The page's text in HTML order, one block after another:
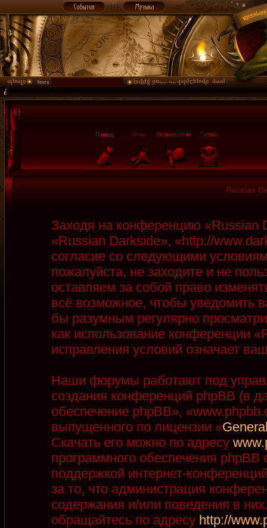
Russian
Заходя на конференцию
«Russian Darkside», «http://
согласие со следующими
пожалуйста, не заходите и не
оставляем за собой право
всё возможное, чтобы уведомить
бы разумным регулярно
как использование конференции
исправления условий означает
Наши форумы работают под
создания конференций phpBB (в
обеспечение phpBB»,
выпущенного по лицензии «
Скачать его можно по адресу
программного обеспечения phpBB
поддержкой интернет-
за то, что администрация
содержания и/или поведения в
обращайтесь по адресу http://